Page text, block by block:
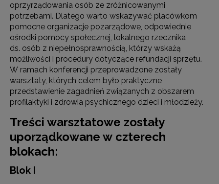
oprzyrządowania osób ze zróżnicowanymi
potrzebami. Dlatego warto wskazywać placówkom
pomocne organizacje pozarządowe, odpowiednie
ośrodki pomocy społecznej, lokalnego rzecznika
ds. osób z niepełnosprawnością, którzy wskażą
możliwości i procedury dotyczące refundacji sprzętu.
W ramach konferencji przeprowadzone zostały
warsztaty, których celem było praktyczne
przedstawienie zagadnień związanych z obszarem
profilaktyki i zdrowia psychicznego dzieci i młodzieży.
Treści warsztatowe zostały
uporządkowane w czterech
blokach:
Blok I